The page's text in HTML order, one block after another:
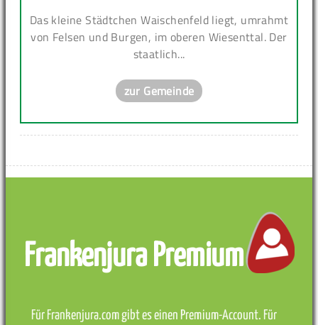
Das kleine Städtchen Waischenfeld liegt, umrahmt
von Felsen und Burgen, im oberen Wiesenttal. Der
staatlich...
zur Gemeinde
Frankenjura Premium
Für Frankenjura.com gibt es einen Premium-Account. Für